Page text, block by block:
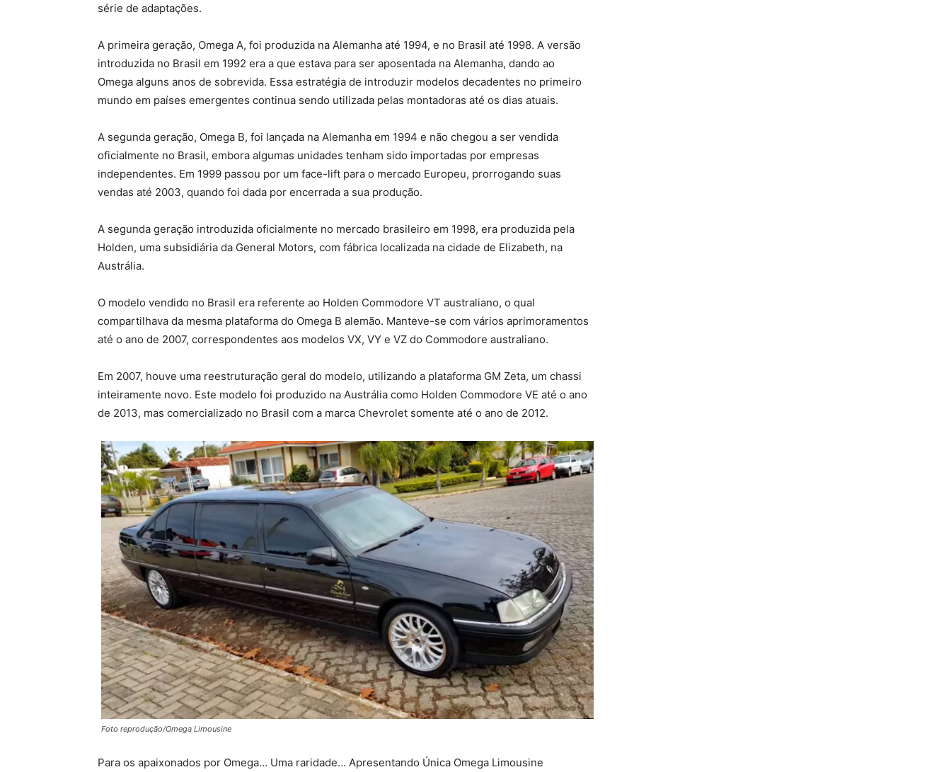
série de adaptações.
A primeira geração, Omega A, foi produzida na Alemanha até 1994, e no Brasil até 1998. A versão
introduzida no Brasil em 1992 era a que estava para ser aposentada na Alemanha, dando ao
Omega alguns anos de sobrevida. Essa estratégia de introduzir modelos decadentes no primeiro
mundo em países emergentes continua sendo utilizada pelas montadoras até os dias atuais.
A segunda geração, Omega B, foi lançada na Alemanha em 1994 e não chegou a ser vendida
oficialmente no Brasil, embora algumas unidades tenham sido importadas por empresas
independentes. Em 1999 passou por um face-lift para o mercado Europeu, prorrogando suas
vendas até 2003, quando foi dada por encerrada a sua produção.
A segunda geração introduzida oficialmente no mercado brasileiro em 1998, era produzida pela
Holden, uma subsidiária da General Motors, com fábrica localizada na cidade de Elizabeth, na
Austrália.
O modelo vendido no Brasil era referente ao Holden Commodore VT australiano, o qual
compartilhava da mesma plataforma do Omega B alemão. Manteve-se com vários aprimoramentos
até o ano de 2007, correspondentes aos modelos VX, VY e VZ do Commodore australiano.
Em 2007, houve uma reestruturação geral do modelo, utilizando a plataforma GM Zeta, um chassi
inteiramente novo. Este modelo foi produzido na Austrália como Holden Commodore VE até o ano
de 2013, mas comercializado no Brasil com a marca Chevrolet somente até o ano de 2012.
Foto reprodução/Omega Limousine
Para os apaixonados por Omega… Uma raridade… Apresentando Única Omega Limousine